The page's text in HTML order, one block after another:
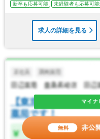
新卒も応募可能 未経験者も応募可能
求人の詳細を見る